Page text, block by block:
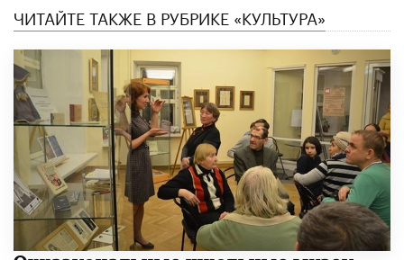
ЧИТАЙТЕ ТАКЖЕ В РУБРИКЕ «КУЛЬТУРА»